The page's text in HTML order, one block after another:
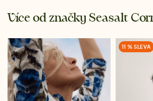
Více od značky Seasalt
11 % SLEVA